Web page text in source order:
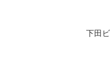
下田